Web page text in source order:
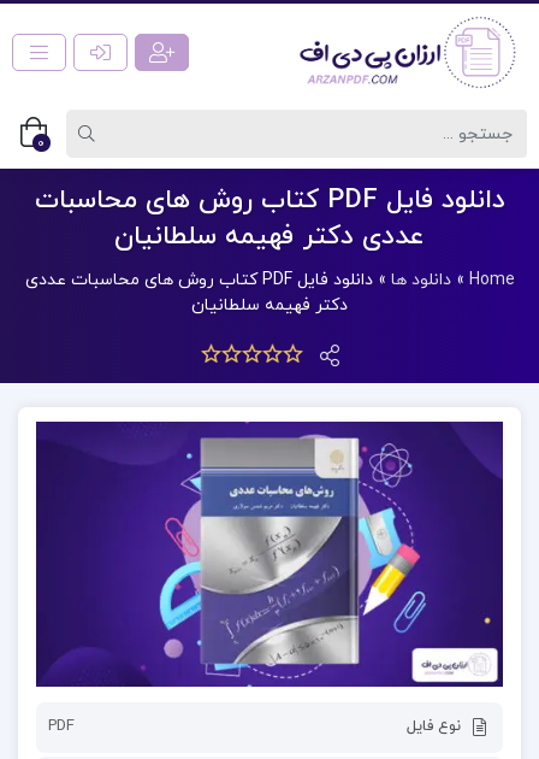
0
دانلود فایل PDF کتاب روش های محاسبات
عددی دکتر فهیمه سلطانیان
Home
»دانلود ها »
دانلود فایل PDF کتاب روش های محاسبات عددی
دکتر فهیمه سلطانیان
نوع فایل PDF